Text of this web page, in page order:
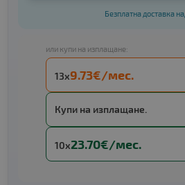
Безплатна доставка
или купи на изплащане:
13x9.73€/мес.
Купи на изплащане.
10x23.70€/мес.